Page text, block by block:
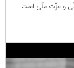
و عزّت ملّی است